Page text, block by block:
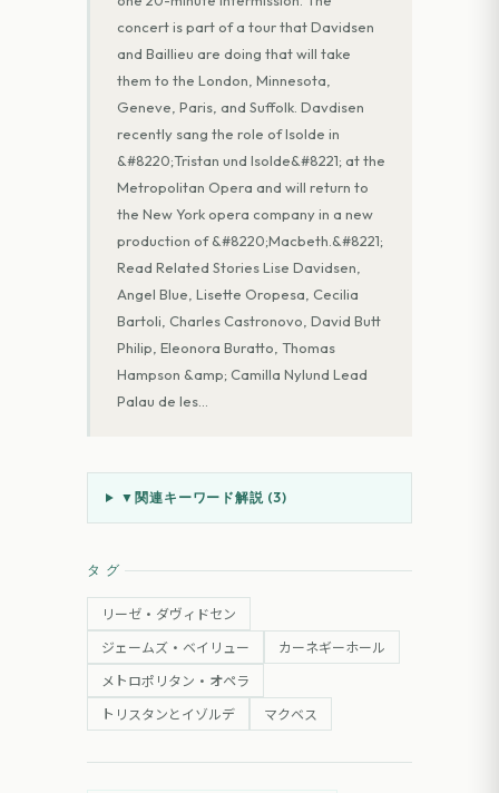
concert is part of a tour that Davidsen
and Baillieu are doing that will take
them to the London, Minnesota,
Geneve, Paris, and Suffolk. Davdisen
recently sang the role of Isolde in
&#8220;Tristan und Isolde&#8221; at the
Metropolitan Opera and will return to
the New York opera company in a new
production of &#8220;Macbeth.&#8221;
Read Related Stories Lise Davidsen,
Angel Blue, Lisette Oropesa, Cecilia
Bartoli, Charles Castronovo, David Butt
Philip, Eleonora Buratto, Thomas
Hampson &amp; Camilla Nylund Lead
Palau de les
▼ 関連キーワード解説 (3)
タグ
リーゼ・ダヴィドセン
ジェームズ・ベイリュー カーネギーホール
メトロポリタン・オペラ
トリスタンとイゾルデ マクベス